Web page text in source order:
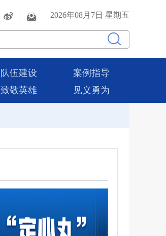
| 2026年08月7日 星期五
队伍建设
案例指导
致敬英雄 见义勇为